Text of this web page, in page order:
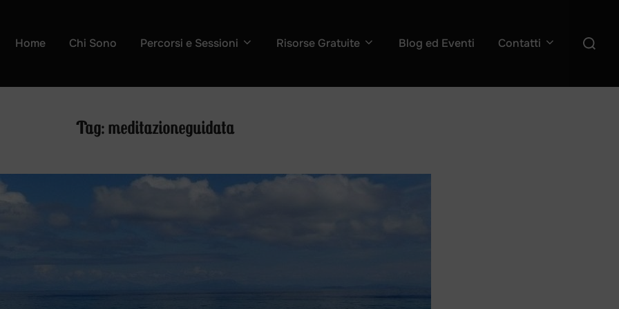
Home Chi Sono Percorsi e Sessioni Risorse Gratuite Blog ed Eventi Contatti
Cerca
Tag: meditazioneguidata